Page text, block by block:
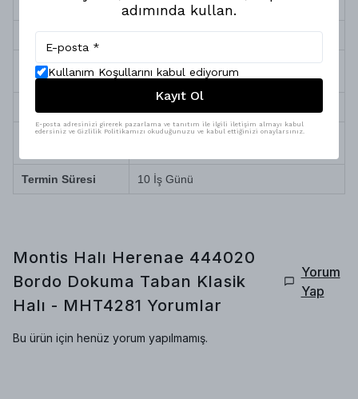
ve Polyester
Sağlık ve Alerji Antialerjik (Toz ve tüy yapmaz)
Robot Süpürge
Uyumu
Tam Uyumlu
Temizlik ve Bakım
Doğa dostu iplik, yüksek teknolojili özel
Termin Süresi 10 İş Günü
Montis Halı Herenae 444020
Bordo Dokuma Taban Klasik
Halı - MHT4281 Yorumlar
Yorum
Yap
Bu ürün için henüz yorum yapılmamış.
adımında kullan.
Kullanım Koşullarını kabul ediyorum
Kayıt Ol
E-posta adresinizi girerek pazarlama ve tanıtım ile ilgili iletişim almayı kabul
edersiniz ve Gizlilik Politikamızı okuduğunuzu ve kabul ettiğinizi onaylarsınız.